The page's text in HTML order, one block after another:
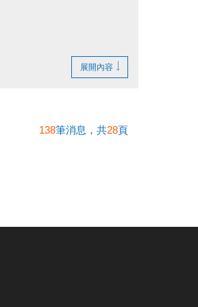
展開內容
138筆消息，共28頁